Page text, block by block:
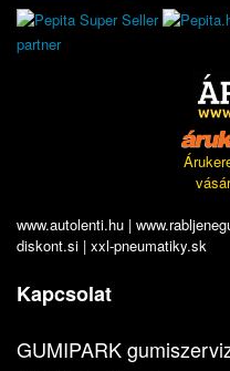
partner
www.autolenti.hu |
diskont.si | xxl-pneumatiky.sk
Kapcsolat
GUMIPARK